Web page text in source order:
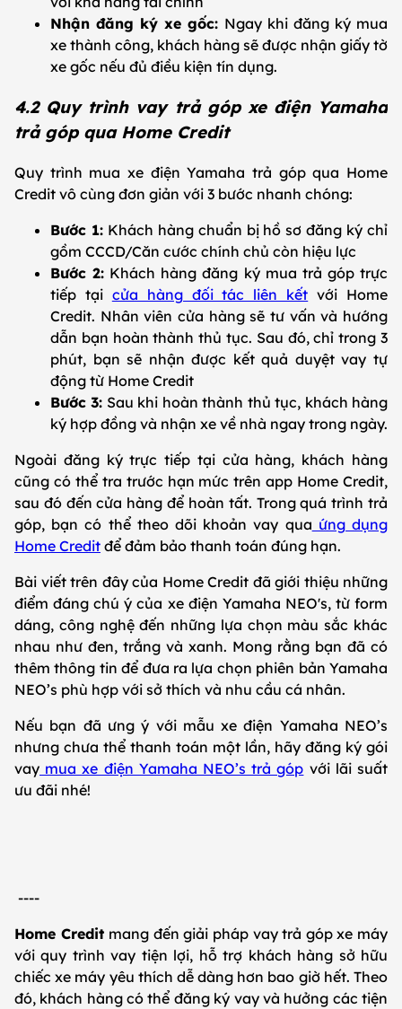
Nhận đăng ký xe gốc: Ngay khi đăng ký mua
xe thành công, khách hàng sẽ được nhận giấy tờ
xe gốc nếu đủ điều kiện tín dụng.
4.2 Quy trình vay trả góp xe điện Yamaha
trả góp qua Home Credit
Quy trình mua xe điện Yamaha trả góp qua Home
Credit vô cùng đơn giản với 3 bước nhanh chóng:
Bước 1:Khách hàng chuẩn bị hồ sơ đăng ký chỉ
gồm CCCD/Căn cước chính chủ còn hiệu lực
Bước 2: Khách hàng đăng ký mua trả góp trực
tiếp tại cửa hàng đối tác liên kết với Home
Credit. Nhân viên cửa hàng sẽ tư vấn và hướng
dẫn bạn hoàn thành thủ tục. Sau đó, chỉ trong 3
phút, bạn sẽ nhận được kết quả duyệt vay tự
động từ Home Credit
Bước 3: Sau khi hoàn thành thủ tục, khách hàng
ký hợp đồng và nhận xe về nhà ngay trong ngày.
Ngoài đăng ký trực tiếp tại cửa hàng, khách hàng
cũng có thể tra trước hạn mức trên app Home Credit,
sau đó đến cửa hàng để hoàn tất. Trong quá trình trả
góp, bạn có thể theo dõi khoản vay qua ứng dụng
Home Credit để đảm bảo thanh toán đúng hạn.
Bài viết trên đây của Home Credit đã giới thiệu những
điểm đáng chú ý của xe điện Yamaha NEO's, từ form
dáng, công nghệ đến những lựa chọn màu sắc khác
nhau như đen, trắng và xanh. Mong rằng bạn đã có
thêm thông tin để đưa ra lựa chọn phiên bản Yamaha
NEO’s phù hợp với sở thích và nhu cầu cá nhân.
Nếu bạn đã ưng ý với mẫu xe điện Yamaha NEO’s
nhưng chưa thể thanh toán một lần, hãy đăng ký gói
vay mua xe điện Yamaha NEO’s trả góp với lãi suất
ưu đãi nhé!
----
Home Credit mang đến giải pháp vay trả góp xe máy
với quy trình vay tiện lợi, hỗ trợ khách hàng sở hữu
chiếc xe máy yêu thích dễ dàng hơn bao giờ hết. Theo
đó, khách hàng có thể đăng ký vay và hưởng các tiện